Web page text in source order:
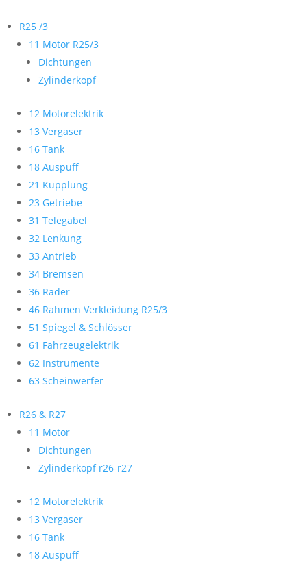
R25 /3
11 Motor R25/3
Dichtungen
Zylinderkopf
12 Motorelektrik
13 Vergaser
16 Tank
18 Auspuff
21 Kupplung
23 Getriebe
31 Telegabel
32 Lenkung
33 Antrieb
34 Bremsen
36 Räder
46 Rahmen Verkleidung R25/3
51 Spiegel & Schlösser
61 Fahrzeugelektrik
62 Instrumente
63 Scheinwerfer
R26 & R27
11 Motor
Dichtungen
Zylinderkopf r26-r27
12 Motorelektrik
13 Vergaser
16 Tank
18 Auspuff